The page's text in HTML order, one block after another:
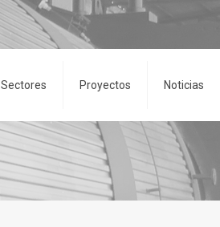
Sectores Proyectos Noticias